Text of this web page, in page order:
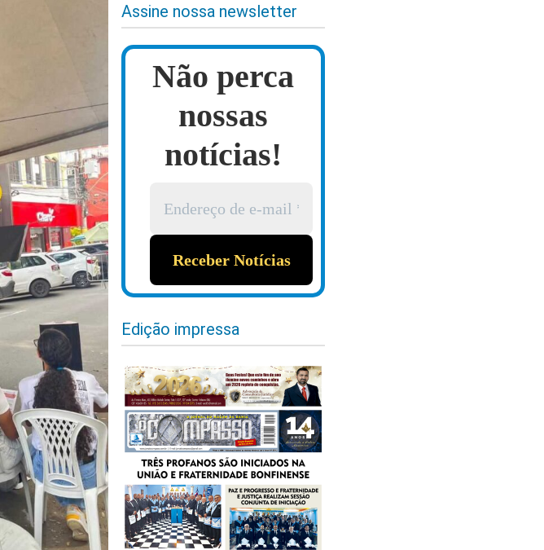
Assine nossa newsletter
Não perca
nossas
notícias!
Edição impressa